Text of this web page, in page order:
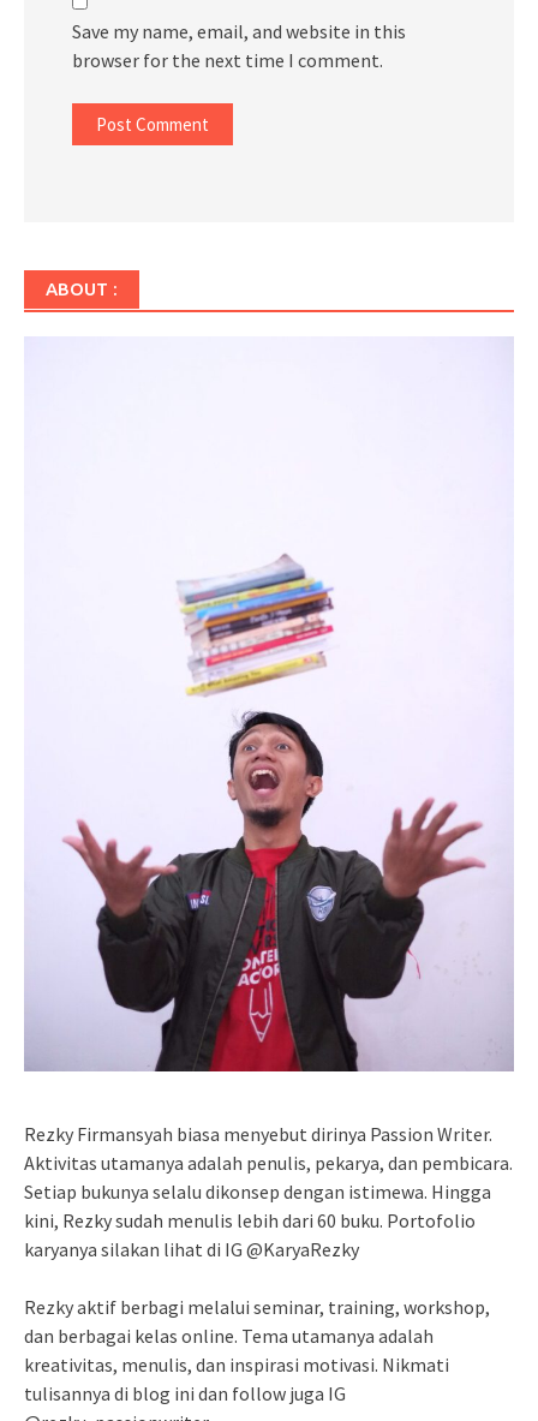
Save my name, email, and website in this
browser for the next time I comment.
ABOUT :
Rezky Firmansyah biasa menyebut dirinya Passion Writer.
Aktivitas utamanya adalah penulis, pekarya, dan pembicara.
Setiap bukunya selalu dikonsep dengan istimewa. Hingga
kini, Rezky sudah menulis lebih dari 60 buku. Portofolio
karyanya silakan lihat di IG @KaryaRezky
Rezky aktif berbagi melalui seminar, training, workshop,
dan berbagai kelas online. Tema utamanya adalah
kreativitas, menulis, dan inspirasi motivasi. Nikmati
tulisannya di blog ini dan follow juga IG